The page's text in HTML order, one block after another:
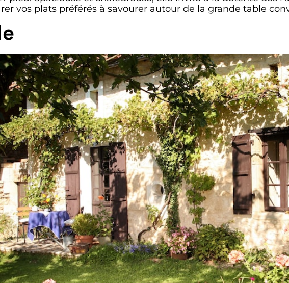
vos plats préférés à savourer autour de la grande table